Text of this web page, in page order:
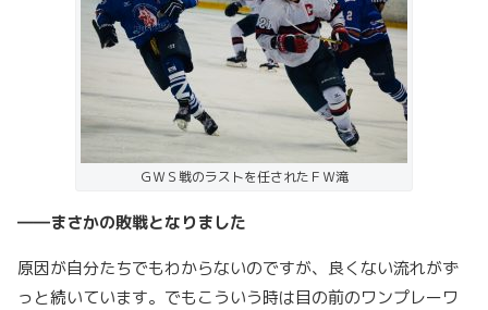
ＧＷＳ戦のラストを任されたＦＷ滝
――まさかの敗戦となりました
原因が自分たちでもわからないのですが、良くない流れがず
っと続いています。でもこういう時は目の前のワンプレーワ